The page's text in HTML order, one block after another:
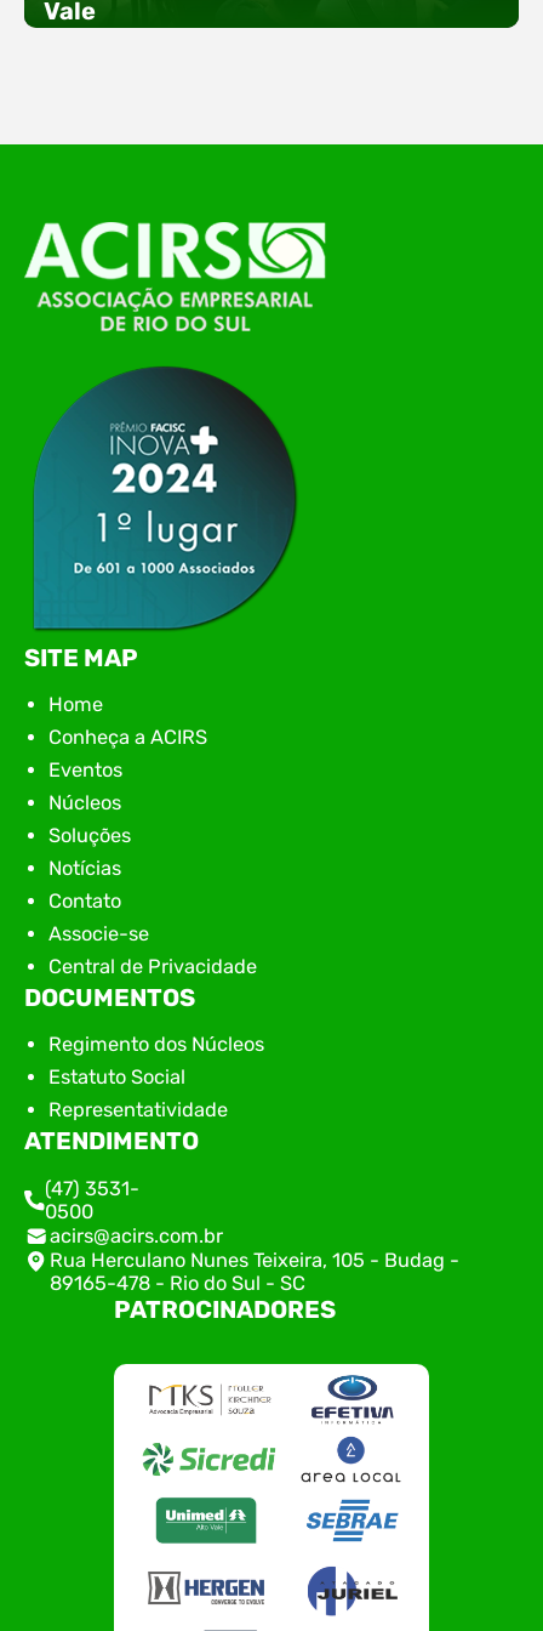
empreendedorismo. Durante os três dias de
Vale
O Polo ACATE-ACIRS, por meio do NIAVI – Núcleo
de Tecnologia da Informação do Alto Vale do
Itajaí, realizou, no dia 21 de julho, o evento
Conexão Tech NIAVI, reunindo empresas de
tecnologia da região para uma noite de
apresentação de novas iniciativas para o setor. O
encontro aconteceu em Rio…
SITE MAP
Home
Conheça a ACIRS
Eventos
Núcleos
Soluções
Notícias
Contato
Associe-se
Central de Privacidade
DOCUMENTOS
Regimento dos Núcleos
Estatuto Social
Representatividade
ATENDIMENTO
(47) 3531-
0500
acirs@acirs.com.br
Rua Herculano Nunes Teixeira, 105 - Budag -
89165-478 - Rio do Sul - SC
PATROCINADORES